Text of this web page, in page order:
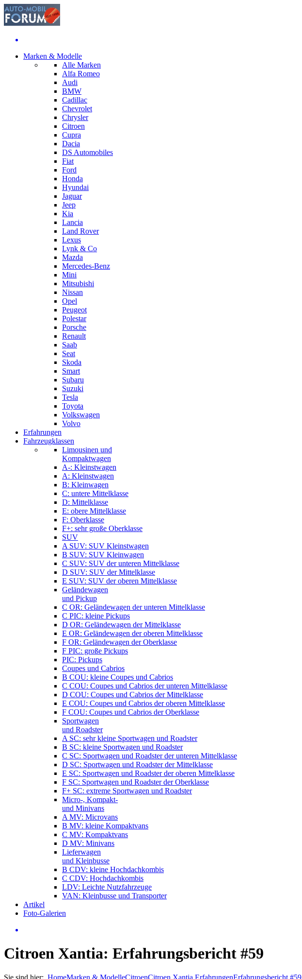
Marken & Modelle
Alle Marken
Alfa Romeo
Audi
BMW
Cadillac
Chevrolet
Chrysler
Citroen
Cupra
Dacia
DS Automobiles
Fiat
Ford
Honda
Hyundai
Jaguar
Jeep
Kia
Lancia
Land Rover
Lexus
Lynk & Co
Mazda
Mercedes-Benz
Mini
Mitsubishi
Nissan
Opel
Peugeot
Polestar
Porsche
Renault
Saab
Seat
Skoda
Smart
Subaru
Suzuki
Tesla
Toyota
Volkswagen
Volvo
Erfahrungen
Fahrzeugklassen
Limousinen und
Kompaktwagen
A-: Kleinstwagen
A: Kleinstwagen
B: Kleinwagen
C: untere Mittelklasse
D: Mittelklasse
E: obere Mittelklasse
F: Oberklasse
F+: sehr große Oberklasse
SUV
A SUV: SUV Kleinstwagen
B SUV: SUV Kleinwagen
C SUV: SUV der unteren Mittelklasse
D SUV: SUV der Mittelklasse
E SUV: SUV der oberen Mittelklasse
Geländewagen
und Pickup
C OR: Geländewagen der unteren Mittelklasse
C PIC: kleine Pickups
D OR: Geländewagen der Mittelklasse
E OR: Geländewagen der oberen Mittelklasse
F OR: Geländewagen der Oberklasse
F PIC: große Pickups
PIC: Pickups
Coupes und Cabrios
B COU: kleine Coupes und Cabrios
C COU: Coupes und Cabrios der unteren Mittelklasse
D COU: Coupes und Cabrios der Mittelklasse
E COU: Coupes und Cabrios der oberen Mittelklasse
F COU: Coupes und Cabrios der Oberklasse
Sportwagen
und Roadster
A SC: sehr kleine Sportwagen und Roadster
B SC: kleine Sportwagen und Roadster
C SC: Sportwagen und Roadster der unteren Mittelklasse
D SC: Sportwagen und Roadster der Mittelklasse
E SC: Sportwagen und Roadster der oberen Mittelklasse
F SC: Sportwagen und Roadster der Oberklasse
F+ SC: extreme Sportwagen und Roadster
Micro-, Kompakt-
und Minivans
A MV: Microvans
B MV: kleine Kompaktvans
C MV: Kompaktvans
D MV: Minivans
Lieferwagen
und Kleinbusse
B CDV: kleine Hochdachkombis
C CDV: Hochdachkombis
LDV: Leichte Nutzfahrzeuge
VAN: Kleinbusse und Transporter
Artikel
Foto-Galerien
Citroen Xantia: Erfahrungsbericht #59
Sie sind hier: HomeMarken & ModelleCitroenCitroen Xantia ErfahrungenErfahrungsbericht #59